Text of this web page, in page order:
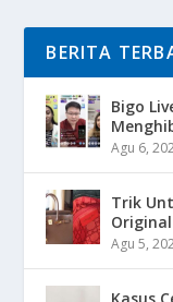
BERITA
Bigo
Agu 6,
Trik
Agu 5,